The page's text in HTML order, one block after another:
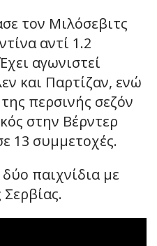
τον Μιλόσεβιτς
αντί 1.2
αγωνιστεί
και Παρτίζαν, ενώ
περσινής σεζόν
στην Βέρντερ
13 συμμετοχές.
δύο παιχνίδια με